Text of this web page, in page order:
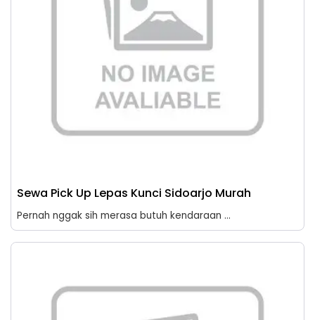
Sewa Pick Up Lepas Kunci Sidoarjo Murah
Pernah nggak sih merasa butuh kendaraan ...